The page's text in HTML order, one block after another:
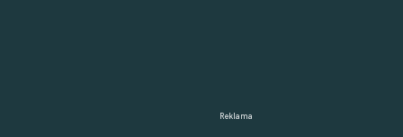
Reklama